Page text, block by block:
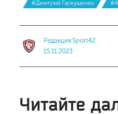
#Дмитрий Гаркушенко
Редакция Sport42
15.11.2023
Читайте